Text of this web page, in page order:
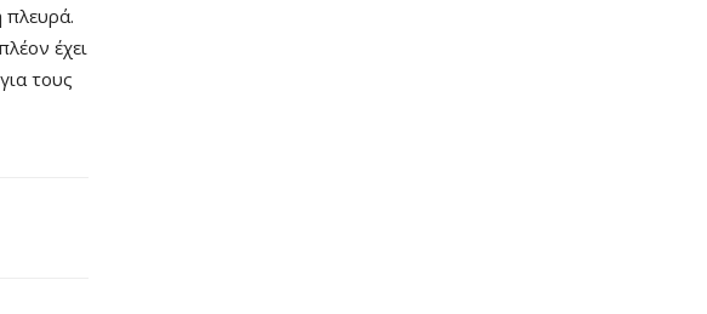
πλευρά.
έχει
τους